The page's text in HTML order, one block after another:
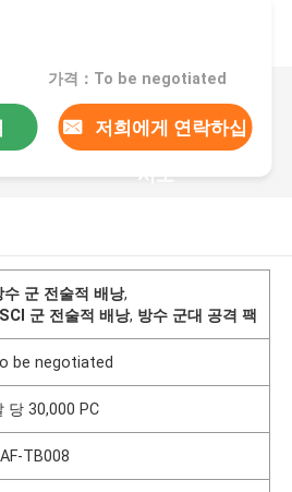
가격：To be negotiated
저희에게 연락하십
시오
수 군 전술적 배낭,
군 전술적 배낭, 방수 군대 공격 팩
be negotiated
당 30,000 PC
TB008